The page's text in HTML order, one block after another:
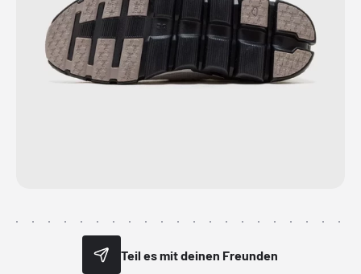
Teil es mit deinen Freunden